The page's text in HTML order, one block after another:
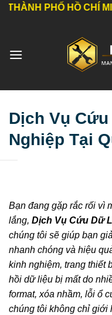
Bỏ
dung
HỒ CHÍ MINH
Dịch Vụ
Nghiệp Tại
Bạn đang gặp rắc rối vì
lắng, Dịch Vụ Cứu Dữ
chúng tôi sẽ giúp bạn
nhanh chóng và hiệu
kinh nghiệm, trang thiết
hồi dữ liệu bị mất do
format, xóa nhầm, lỗi ổ
chúng tôi không chỉ giới